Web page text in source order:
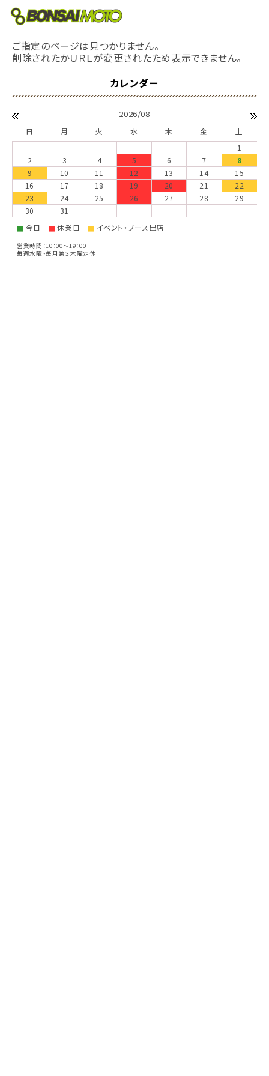
ご指定のページは見つかりません。
削除されたかＵＲＬが変更されたため表示できません。
2026/08
日 月 火 水 木 金
土
1
2
3 4 5 6 7
8
9
10 11 12 13 14
15
16
17 18 19 20 21
22
23
24 25 26 27 28
29
30
31
■ 今日 ■休業日 ■ イベント・ブース出店
営業時間：10：00～19：00
毎週水曜・毎月第３木曜定休